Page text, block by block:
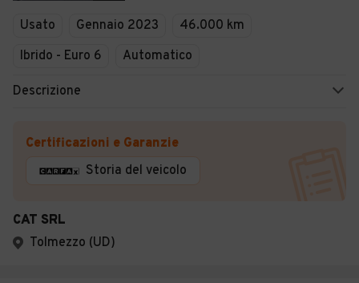
Usato Gennaio 2023
46.000 km
Ibrido - Euro 6
Automatico
Descrizione
Certificazioni e Garanzie
Storia del veicolo
CAT SRL
Tolmezzo (UD)